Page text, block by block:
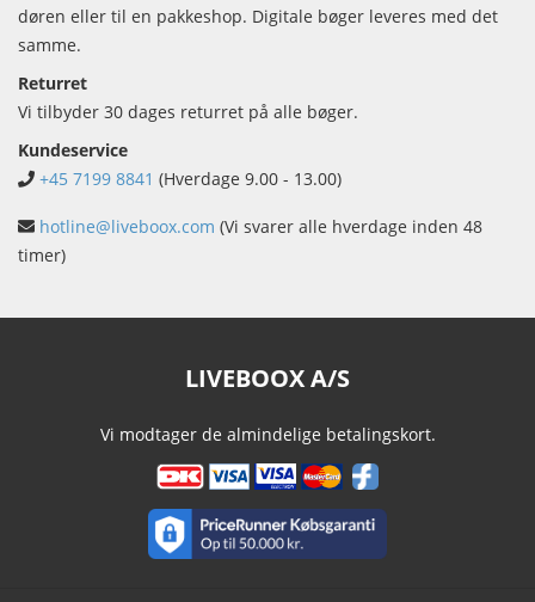
døren eller til en pakkeshop. Digitale bøger leveres med det
samme.
Returret
Vi tilbyder 30 dages returret på alle bøger.
Kundeservice
+45 7199 8841 (Hverdage 9.00 - 13.00)
hotline@liveboox.com (Vi svarer alle hverdage inden 48
timer)
LIVEBOOX A/S
Vi modtager de almindelige betalingskort.